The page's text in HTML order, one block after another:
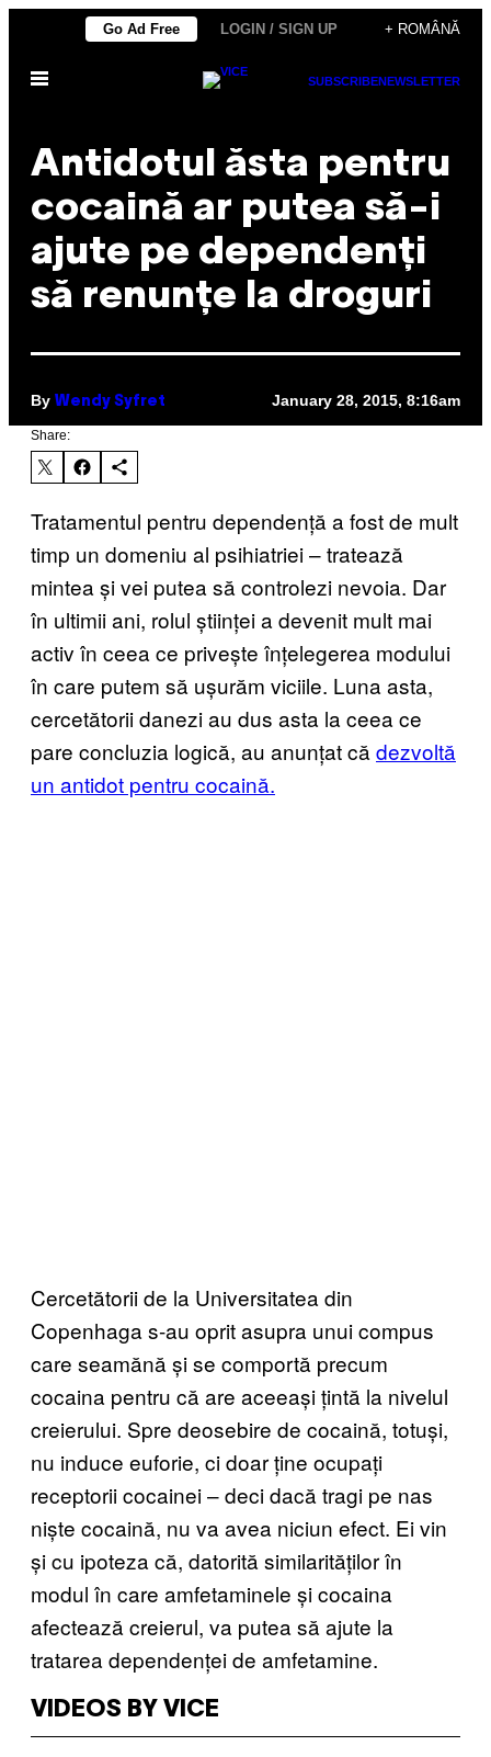
content
Go Ad Free LOGIN / SIGN UP + ROMÂNĂ
Open
SUBSCRIBENEWSLETTER
Antidotul ăsta pentru
cocaină ar putea să-i
ajute pe dependenți
să renunțe la droguri
By Wendy Syfret January 28, 2015, 8:16am
Share:
Tratamentul pentru dependență a fost de mult
timp un domeniu al psihiatriei – tratează
mintea și vei putea să controlezi nevoia. Dar
în ultimii ani, rolul științei a devenit mult mai
activ în ceea ce privește înțelegerea modului
în care putem să ușurăm viciile. Luna asta,
cercetătorii danezi au dus asta la ceea ce
pare concluzia logică, au anunțat că dezvoltă
un antidot pentru cocaină.
Cercetătorii de la Universitatea din
Copenhaga s-au oprit asupra unui compus
care seamănă și se comportă precum
cocaina pentru că are aceeași țintă la nivelul
creierului. Spre deosebire de cocaină, totuși,
nu induce euforie, ci doar ține ocupați
receptorii cocainei – deci dacă tragi pe nas
niște cocaină, nu va avea niciun efect. Ei vin
și cu ipoteza că, datorită similarităților în
modul în care amfetaminele și cocaina
afectează creierul, va putea să ajute la
tratarea dependenței de amfetamine.
VIDEOS BY VICE